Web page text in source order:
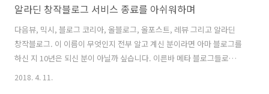
알라딘 창작블로그 서비스 종료를 아쉬워하며
다음뷰, 믹시, 블로그 코리아, 올블로그, 올포스트, 레뷰 그리고 알라딘
창작블로그. 이 이름이 무엇인지 전부 알고 계신 분이라면 아마 블로그를
하신 지 10년은 되신 분이 아닐까 싶습니다. 이른바 메타 블로그들로
SNS가 본격적으로 활성화되기 전, 블로그 콘텐츠가 집합하는 사이트였
2018. 4. 11.